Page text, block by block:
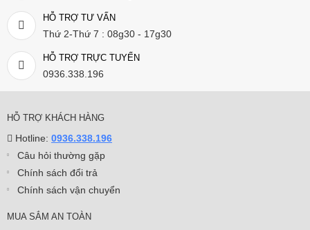
HỖ TRỢ TƯ VẤN
Thứ 2-Thứ 7 : 08g30 - 17g30
HỖ TRỢ TRỰC TUYẾN
0936.338.196
HỖ TRỢ KHÁCH HÀNG
Hotline: 0936.338.196
Câu hỏi thường gặp
Chính sách đổi trả
Chính sách vận chuyển
MUA SẮM AN TOÀN